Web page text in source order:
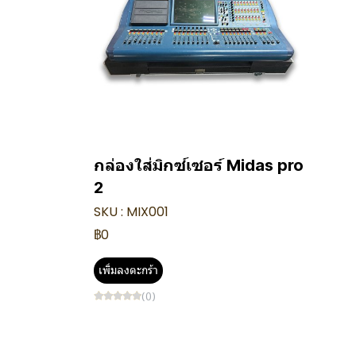
กล่องใส่มิกซ์เซอร์ Midas pro
2
SKU : MIX001
฿0
เพิ่มลงตะกร้า
(0)